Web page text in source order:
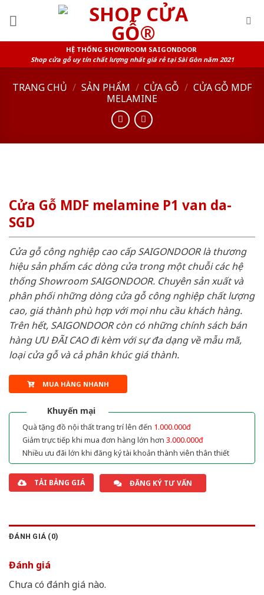
HỆ THỐNG SHOWROOM SAIGONDOOR
Shop cửa gỗ uy tín chất lượng nhất giá rẻ tại Sài Gòn năm 2021
TRANG CHỦ / SẢN PHẨM / CỬA GỖ / CỬA GỖ MDF
MELAMINE
Cửa Gỗ MDF melamine P1 van da-
SGD
Cửa gỗ công nghiệp cao cấp SAIGONDOOR là thương
hiệu sản phẩm các dòng cửa trong một chuỗi các hệ
thống Showroom SAIGONDOOR. Chuyên sản xuất và
phân phối những dòng cửa gỗ công nghiệp chất lượng
cao, giá thành phù hợp với mọi nhu cầu khách hàng.
Trên hết, SAIGONDOOR còn có những chính sách bán
hàng ƯU ĐÃI CAO đi kèm với sự đa dạng về mẫu mã,
loại cửa gỗ và cả phân khúc giá thành.
MUA HÀNG NHANH
Khuyến mại
Quà tặng đồ nội thất trang trí lên đến 1.000.000đ
Giảm trực tiếp khi mua đơn hàng lớn hơn 3.000.000đ
Nhiều ưu đãi lớn khi đăng ký tài khoản thành viên thân thiết
TẢI BẢNG GIÁ ĐĂNG KÝ TƯ VẤN
ĐÁNH GIÁ (0)
Đánh giá
Chưa có đánh giá nào.